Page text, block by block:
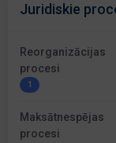
Juridiskie
Reorganizācijas
procesi
1
Maksātnespējas
procesi